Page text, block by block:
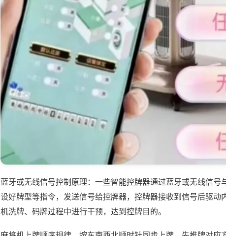
蓝牙或无线信号控制原理：一些智能控牌器通过蓝牙或无线信号
设好牌型等指令，发送信号给控牌器，控牌器接收到信号后驱动
机洗牌、码牌过程中进行干预，达到控牌目的。